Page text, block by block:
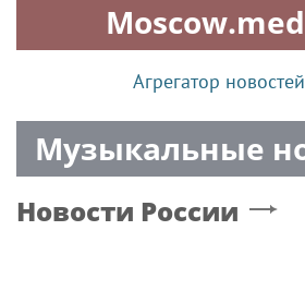
Агрегатор
Музыкальные
Новости России